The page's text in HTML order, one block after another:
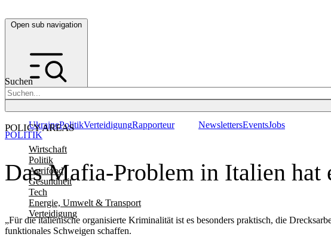
Open sub navigation
Suchen
POLICY AREAS
Wirtschaft
Politik
Agrifood
Gesundheit
Tech
Energie, Umwelt & Transport
Verteidigung
UkrainePolitikVerteidigungRapporteur NewslettersEventsJobs
Das Mafia-Problem in Italien hat
„Für die italienische organisierte Kriminalität ist es besonders praktisch, die
funktionales Schweigen schaffen.
POLITIK